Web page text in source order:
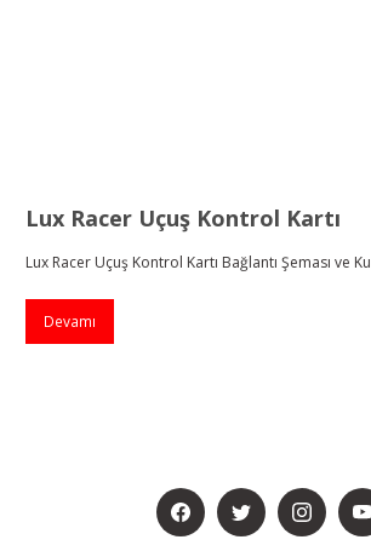
Lux Racer Uçuş Kontrol Kartı
Lux Racer Uçuş Kontrol Kartı Bağlantı Şeması ve
Devamı